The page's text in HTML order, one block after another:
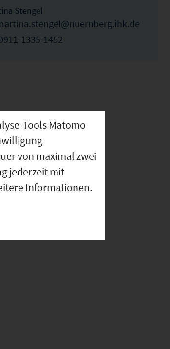
Stengel
1335-1452
Tools Matomo
von maximal zwei
jederzeit mit
Informationen.